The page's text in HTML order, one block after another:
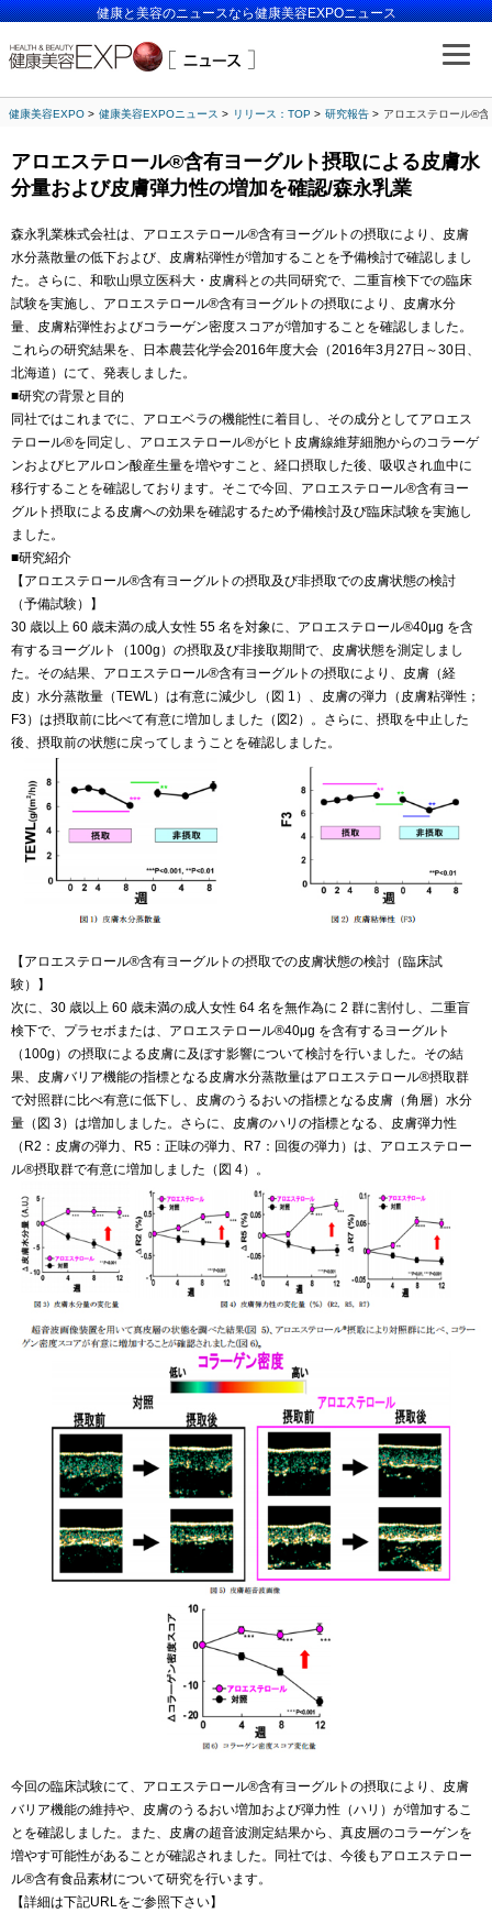
健康と美容のニュースなら健康美容EXPOニュース
健康美容EXPO 健康美容EXPOニュース リリース：TOP 研究報告 アロエステロール®
アロエステロール®含有ヨーグルト摂取による皮膚水
分量および皮膚弾力性の増加を確認/森永乳業
森永乳業株式会社は、アロエステロール®含有ヨーグルトの摂取により、皮膚
水分蒸散量の低下および、皮膚粘弾性が増加することを予備検討で確認しまし
た。さらに、和歌山県立医科大・皮膚科との共同研究で、二重盲検下での臨床
試験を実施し、アロエステロール®含有ヨーグルトの摂取により、皮膚水分
量、皮膚粘弾性およびコラーゲン密度スコアが増加することを確認しました。
これらの研究結果を、日本農芸化学会2016年度大会（2016年3月27日～30日、
北海道）にて、発表しました。
■研究の背景と目的
同社ではこれまでに、アロエベラの機能性に着目し、その成分としてアロエス
テロール®を同定し、アロエステロール®がヒト皮膚線維芽細胞からのコラーゲ
ンおよびヒアルロン酸産生量を増やすこと、経口摂取した後、吸収され血中に
移行することを確認しております。そこで今回、アロエステロール®含有ヨー
グルト摂取による皮膚への効果を確認するため予備検討及び臨床試験を実施し
ました。
■研究紹介
【アロエステロール®含有ヨーグルトの摂取及び非摂取での皮膚状態の検討
（予備試験）】
30 歳以上 60 歳未満の成人女性 55 名を対象に、アロエステロール®40μg を含
有するヨーグルト（100g）の摂取及び非接取期間で、皮膚状態を測定しまし
た。その結果、アロエステロール®含有ヨーグルトの摂取により、皮膚（経
皮）水分蒸散量（TEWL）は有意に減少し（図 1）、皮膚の弾力（皮膚粘弾性；
F3）は摂取前に比べて有意に増加しました（図2）。さらに、摂取を中止した
後、摂取前の状態に戻ってしまうことを確認しました。
【アロエステロール®含有ヨーグルトの摂取での皮膚状態の検討（臨床試
験）】
次に、30 歳以上 60 歳未満の成人女性 64 名を無作為に 2 群に割付し、二重盲
検下で、プラセボまたは、アロエステロール®40μg を含有するヨーグルト
（100g）の摂取による皮膚に及ぼす影響について検討を行いました。その結
果、皮膚バリア機能の指標となる皮膚水分蒸散量はアロエステロール®摂取群
で対照群に比べ有意に低下し、皮膚のうるおいの指標となる皮膚（角層）水分
量（図 3）は増加しました。さらに、皮膚のハリの指標となる、皮膚弾力性
（R2：皮膚の弾力、R5：正味の弾力、R7：回復の弾力）は、アロエステロー
ル®摂取群で有意に増加しました（図 4）。
今回の臨床試験にて、アロエステロール®含有ヨーグルトの摂取により、皮膚
バリア機能の維持や、皮膚のうるおい増加および弾力性（ハリ）が増加するこ
とを確認しました。また、皮膚の超音波測定結果から、真皮層のコラーゲンを
増やす可能性があることが確認されました。同社では、今後もアロエステロー
ル®含有食品素材について研究を行います。
【詳細は下記URLをご参照下さい】